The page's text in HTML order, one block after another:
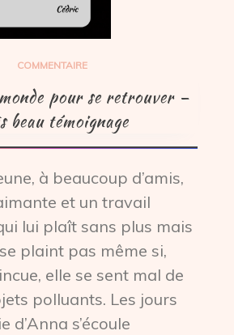
COMMENTAIRE
pour se retrouver –
beau témoignage
à beaucoup d’amis,
et un travail
lui plaît sans plus mais
plaint pas même si,
elle se sent mal de
polluants. Les jours
d’Anna s’écoule